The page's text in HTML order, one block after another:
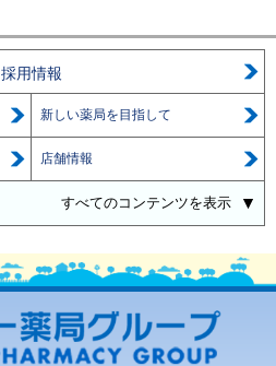
採用情報
新しい薬局を目指して
店舗情報
すべてのコンテンツを表示